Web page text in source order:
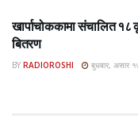
खार्पाचोककामा संचालित
बितरण
BY RADIOROSHI बुधबार, असार